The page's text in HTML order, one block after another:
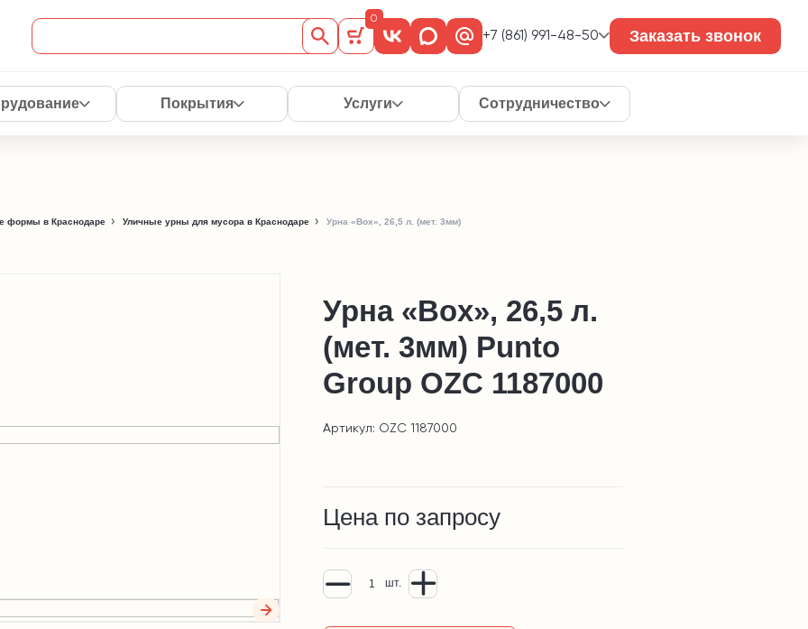
0
+7 (861) 991-48-50 Заказать звонок
Покрытия Услуги Сотрудничество
формы в Краснодаре Уличные урны для мусора в Краснодаре Урна «Box», 26,5 л. (мет. 3мм)
Урна «Box», 26,5 л.
(мет. 3мм) Punto
Group OZC 1187000
Артикул: OZC 1187000
Цена по запросу
шт.